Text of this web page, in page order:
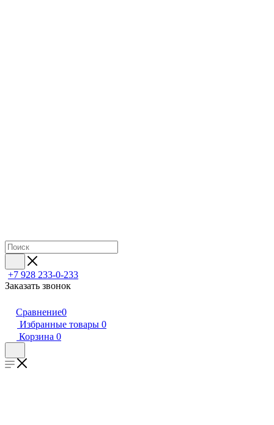
+7 928 233-0-233
Заказать звонок
Сравнение0
Избранные товары 0
Корзина 0